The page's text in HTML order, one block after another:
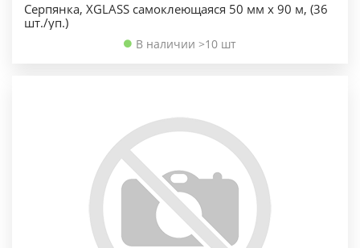
Серпянка, XGLASS самоклеющаяся 50 мм х 90 м, (36
шт./уп.)
В наличии >10 шт